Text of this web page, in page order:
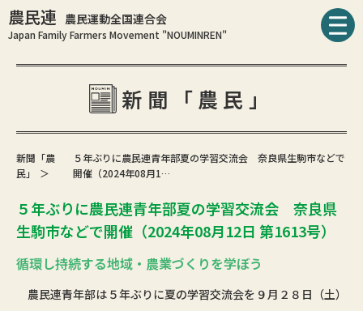
農民連 農民運動全国連合会
Japan Family Farmers Movement "NOUMINREN"
新聞「農民」
新聞「農
民」
５年ぶりに農民連青年部夏の学習交流会 奈良県生駒市などで
開催（2024年08月1…
５年ぶりに農民連青年部夏の学習交流会 奈良県
生駒市などで開催（2024年08月12日 第1613号）
循環し持続する地域・農業づくりを学ぼう
農民連青年部は５年ぶりに夏の学習交流会を９月２８日（土）